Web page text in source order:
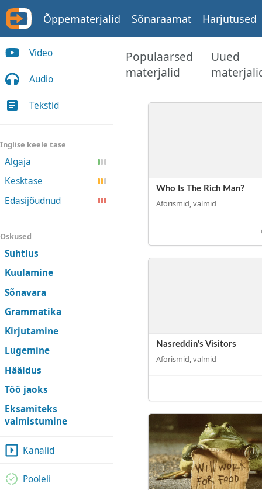
Õppematerjalid Sõnaraamat Harjutused
Video
Audio
Tekstid
Inglise keele tase
Algaja
Kesktase
Edasijõudnud
Oskused
Suhtlus
Kuulamine
Sõnavara
Grammatika
Kirjutamine
Lugemine
Hääldus
Töö jaoks
Eksamiteks
valmistumine
Kanalid
Pooleli
Populaarsed
materjalid
Uued
Who Is The Rich Man?
Aforismid, valmid
Nasreddin's Visitors
Aforismid, valmid